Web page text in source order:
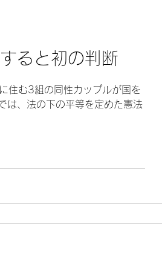
ると初の判断
住む3組の同性カップルが国を
、法の下の平等を定めた憲法